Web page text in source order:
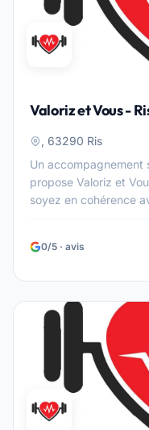
Valoriz et Vous -
, 63290 Ris
Un accompagnement
propose Valoriz et
soyez en cohérence
0/5 · avis